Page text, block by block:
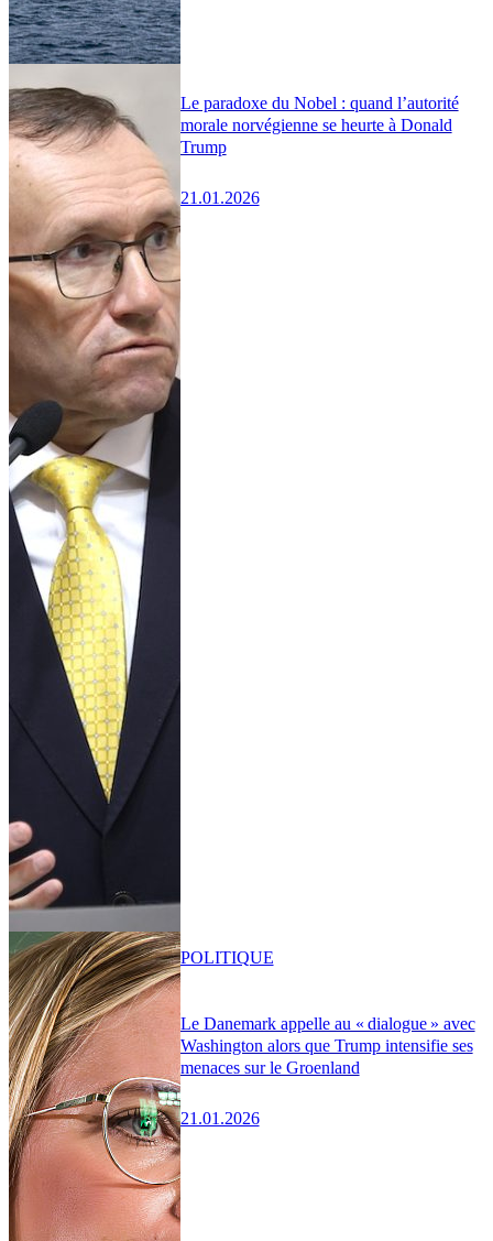
Le paradoxe du Nobel : quand l’autorité
morale norvégienne se heurte à Donald
Trump
21.01.2026
Le Danemark appelle au « dialogue » avec
Washington alors que Trump intensifie ses
menaces sur le Groenland
21.01.2026
POLITIQUE